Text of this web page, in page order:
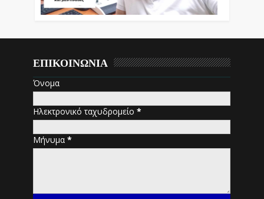
ΕΠΙΚΟΙΝΩΝΙΑ
Όνομα
Ηλεκτρονικό ταχυδρομείο*
Μήνυμα*